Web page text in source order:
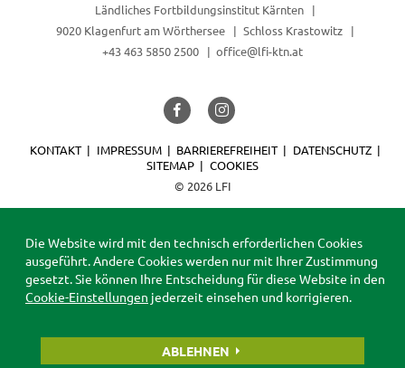
Ländliches Fortbildungsinstitut Kärnten
9020 Klagenfurt am Wörthersee
Schloss Krastowitz
+43 463 5850 2500
office@lfi-ktn.at
© 2026 LFI
KONTAKT IMPRESSUM BARRIEREFREIHEIT
DATENSCHUTZ
SITEMAP
COOKIES
Die Website wird mit den technisch erforderlichen Cookies
ausgeführt. Andere Cookies werden nur mit Ihrer Zustimmung
gesetzt. Sie können Ihre Entscheidung für diese Website in den
Cookie-Einstellungen jederzeit einsehen und korrigieren.
ABLEHNEN